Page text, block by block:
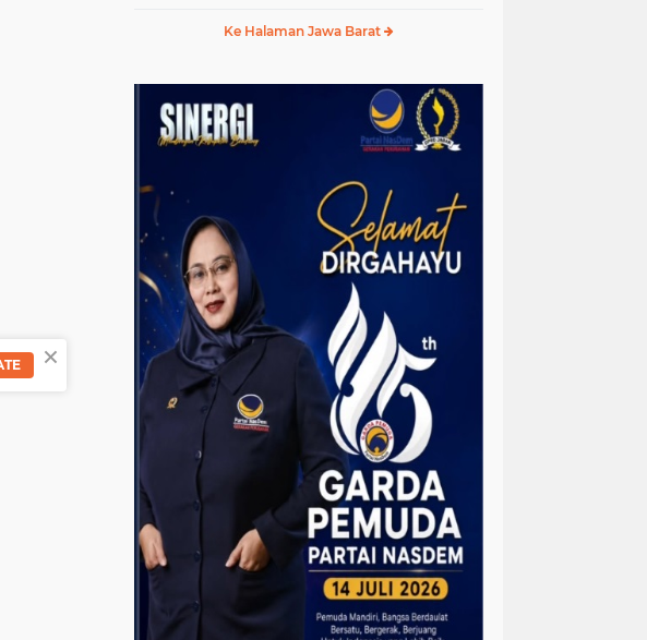
Sunda
Ke Halaman Jawa Barat
×